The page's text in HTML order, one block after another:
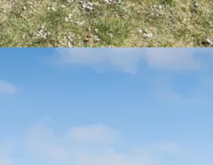
på Djursland i uge 29. Udforsk områdets betagende